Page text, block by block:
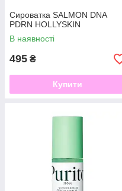
Сироватка SALMON DNA
PDRN HOLLYSKIN
В наявності
495 ₴
Купити